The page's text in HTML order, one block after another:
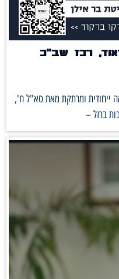
רכז שב"כ
ייחודית ומרתקת מאת סא"ל ח',
ברזל –